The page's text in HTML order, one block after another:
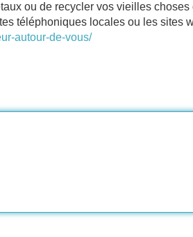
ou de recycler vos vieilles
téléphoniques locales ou les sites
autour-de-vous/